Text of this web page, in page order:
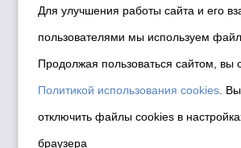
© Департамент информационной
города Новосибирска, 2026
Политика использования
Политика по обработке
данных в информационных
Для улучшения работы сайта и его
пользователями мы используем
Продолжая пользоваться сайтом, вы
Политикой использования cookies .
отключить файлы cookies в
браузера